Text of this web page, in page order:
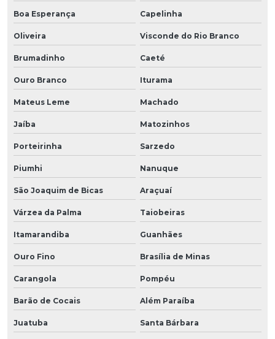
Boa Esperança Capelinha
Oliveira Visconde do Rio Branco
Brumadinho Caeté
Ouro Branco Iturama
Mateus Leme Machado
Jaíba Matozinhos
Porteirinha Sarzedo
Piumhi Nanuque
São Joaquim de Bicas Araçuaí
Várzea da Palma Taiobeiras
Itamarandiba Guanhães
Ouro Fino Brasília de Minas
Carangola Pompéu
Barão de Cocais Além Paraíba
Juatuba Santa Bárbara